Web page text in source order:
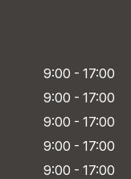
9:00 - 17:00
9:00 - 17:00
9:00 - 17:00
9:00 - 17:00
9:00 - 17:00